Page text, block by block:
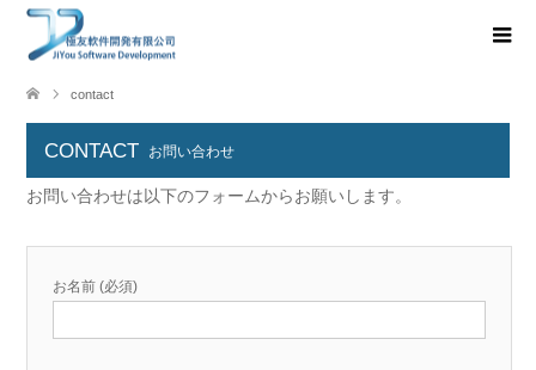
contact
CONTACT お問い合わせ
お問い合わせは以下のフォームからお願いします。
お名前 (必須)